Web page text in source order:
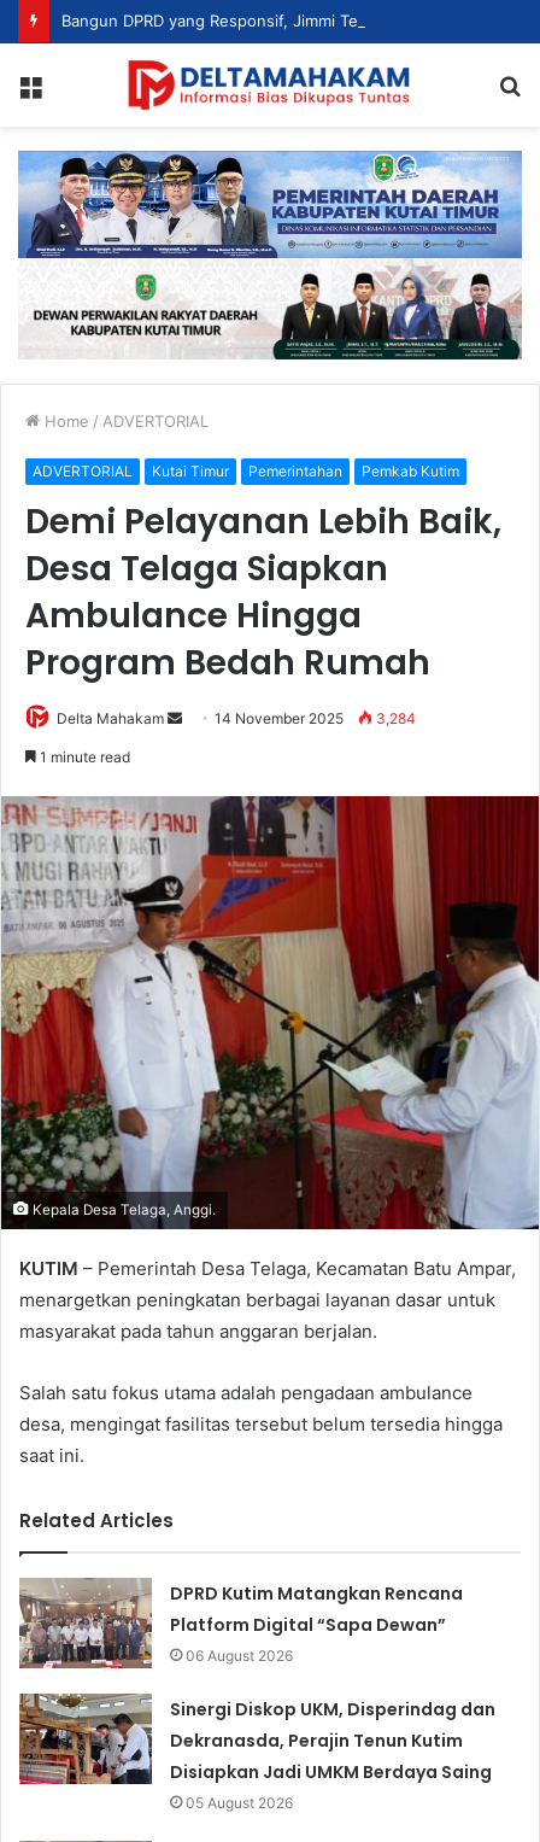
Home / ADVERTORIAL
ADVERTORIAL Kutai Timur Pemerintahan Pemkab Kutim
Demi Pelayanan Lebih Baik,
Desa Telaga Siapkan
Ambulance Hingga
Program Bedah Rumah
Delta Mahakam
a
e
m
a
14 November 2025 3,284
1 minute read
Kepala Desa Telaga, Anggi.
KUTIM – Pemerintah Desa Telaga, Kecamatan Batu Ampar,
menargetkan peningkatan berbagai layanan dasar untuk
masyarakat pada tahun anggaran berjalan.
Salah satu fokus utama adalah pengadaan ambulance
desa, mengingat fasilitas tersebut belum tersedia hingga
saat ini.
Related Articles
DPRD Kutim Matangkan Rencana
Platform Digital “Sapa Dewan”
06 August 2026
Sinergi Diskop UKM, Disperindag dan
Dekranasda, Perajin Tenun Kutim
Disiapkan Jadi UMKM Berdaya Saing
05 August 2026